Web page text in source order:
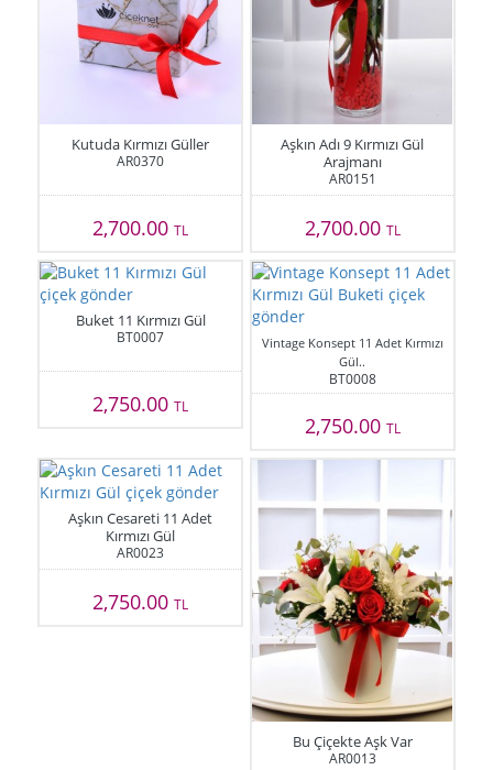
Kutuda Kırmızı Güller
AR0370
2,700.00TL
Aşkın Adı 9 Kırmızı Gül
Arajmanı
AR0151
2,700.00 TL
Buket 11 Kırmızı Gül
BT0007
2,750.00TL
Vintage Konsept 11 Adet Kırmızı
Gül..
BT0008
2,750.00 TL
Aşkın Cesareti 11 Adet
Kırmızı Gül
AR0023
2,750.00TL
Bu Çiçekte Aşk Var
AR0013